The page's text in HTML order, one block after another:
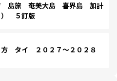
島旅 奄美大島 喜界島 加計
） ５訂版
タイ ２０２７～２０２８